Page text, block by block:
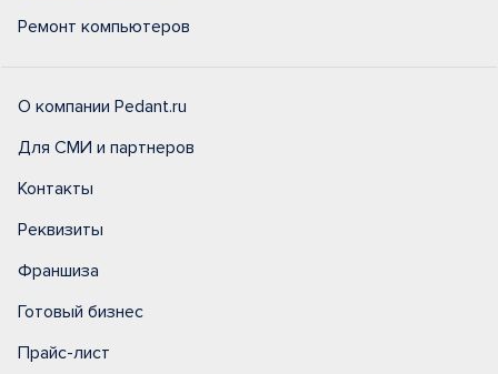
Ремонт компьютеров
О компании Pedant.ru
Для СМИ и партнеров
Контакты
Реквизиты
Франшиза
Готовый бизнес
Прайс-лист